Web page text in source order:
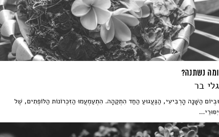
ומה נשתנה?
גלי בר
וּבְיוֹם הַשָּׁנָה הָרְבִיעִי, הַגַּעֲגוּעַ הַחַד הִתְקַהָה. הִתְעַמְעֲמוּ הַזִּכְרוֹנוֹת הַלּוֹפְתִים, שֶׁל
יִסּוּרֵי...